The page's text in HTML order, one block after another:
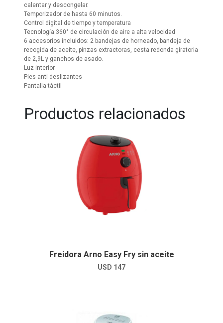
calentar y descongelar.
Temporizador de hasta 60 minutos.
Control digital de tiempo y temperatura
Tecnología 360° de circulación de aire a alta velocidad
6 accesorios incluidos: 2 bandejas de horneado, bandeja de
recogida de aceite, pinzas extractoras, cesta redonda giratoria
de 2,9L y ganchos de asado.
Luz interior
Pies anti-deslizantes
Pantalla táctil
Productos relacionados
Freidora Arno Easy Fry sin aceite
USD 147